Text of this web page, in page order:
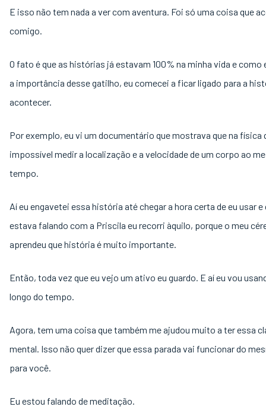
E isso não tem nada a ver com aventura. Foi só uma coisa que
comigo.
O fato é que as histórias já estavam 100% na minha vida e como
a importância desse gatilho, eu comecei a ficar ligado para a
acontecer.
Por exemplo, eu vi um documentário que mostrava que na física
impossível medir a localização e a velocidade de um corpo ao
tempo.
Aí eu engavetei essa história até chegar a hora certa de eu usar e
estava falando com a Priscila eu recorri àquilo, porque o meu
aprendeu que história é muito importante.
Então, toda vez que eu vejo um ativo eu guardo. E aí eu vou
longo do tempo.
Agora, tem uma coisa que também me ajudou muito a ter essa
mental. Isso não quer dizer que essa parada vai funcionar do
para você.
Eu estou falando de meditação.